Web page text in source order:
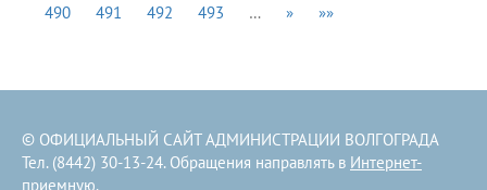
490
491 492 493 … » »»
© ОФИЦИАЛЬНЫЙ САЙТ АДМИНИСТРАЦИИ ВОЛГОГРАДА
Тел. (8442) 30-13-24. Обращения направлять в Интернет-
приемную.